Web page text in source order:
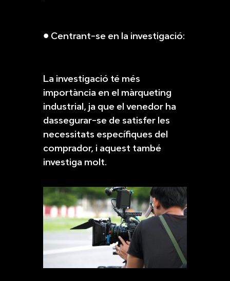
● Centrant-se en la investigació:
La investigació té més
importància en el màrqueting
industrial, ja que el venedor ha
dassegurar-se de satisfer les
necessitats específiques del
comprador, i aquest també
investiga molt.